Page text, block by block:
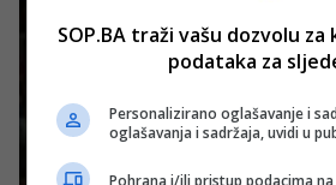
SOP.BA traži vašu dozvolu
podataka za
Personalizirano oglašavanje i
oglašavanja i sadržaja, uvidi u
Pohrana i/ili pristup podacima